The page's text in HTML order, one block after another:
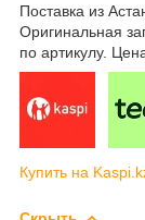
Поставка из
Оригинальная
по артикулу.
Купить на